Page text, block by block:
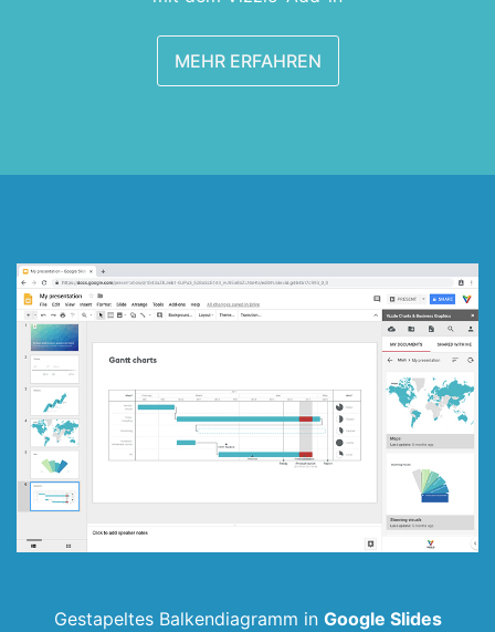
MEHR ERFAHREN
Gestapeltes Balken­diagramm in Google Slides